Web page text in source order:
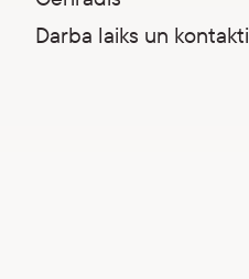
Darba laiks un kontakti